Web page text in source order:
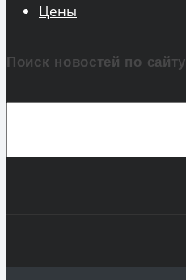
Цены
Поиск новостей по сайту